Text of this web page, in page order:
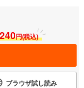
240円(税込)
ブラウザ試し読み